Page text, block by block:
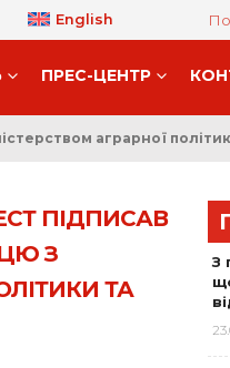
English
ПРЕС-ЦЕНТР
аграрної
ПІДПИСАВ
З
ТА
З